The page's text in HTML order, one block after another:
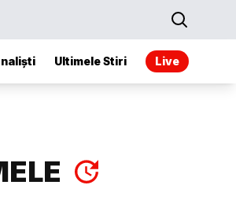
Ultimele Stiri Live